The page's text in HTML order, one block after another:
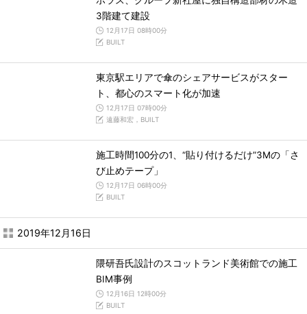
3階建て建設
12月17日 08時00分
BUILT
東京駅エリアで傘のシェアサービスがスター
ト、都心のスマート化が加速
12月17日 07時00分
遠藤和宏，BUILT
施工時間100分の1、“貼り付けるだけ”3Mの「さ
び止めテープ」
12月17日 06時00分
BUILT
2019年12月16日
隈研吾氏設計のスコットランド美術館での施工
BIM事例
12月16日 12時00分
BUILT